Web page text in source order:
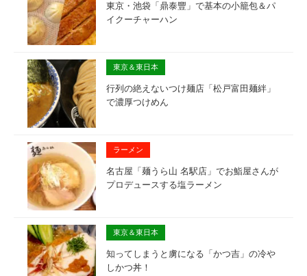
東京・池袋「鼎泰豐」で基本の小籠包＆パ
イクーチャーハン
東京＆東日本
行列の絶えないつけ麺店「松戸富田麺絆」
で濃厚つけめん
ラーメン
名古屋「麺うら山 名駅店」でお鮨屋さんが
プロデュースする塩ラーメン
東京＆東日本
知ってしまうと虜になる「かつ吉」の冷や
しかつ丼！